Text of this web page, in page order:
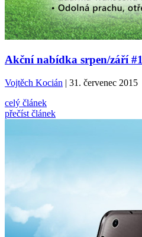
Akční nabídka srpen/září #1
Vojtěch Kocián | 31. červenec 2015
celý článek
přečíst článek